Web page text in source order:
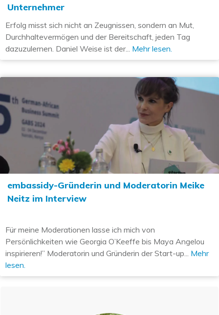
Unternehmer
Erfolg misst sich nicht an Zeugnissen, sondern an Mut,
Durchhaltevermögen und der Bereitschaft, jeden Tag
dazuzulernen. Daniel Weise ist der... Mehr lesen.
embassidy-Gründerin und Moderatorin Meike
Neitz im Interview
Für meine Moderationen lasse ich mich von
Persönlichkeiten wie Georgia O’Keeffe bis Maya Angelou
inspirieren!” Moderatorin und Gründerin der Start-up... Mehr
lesen.